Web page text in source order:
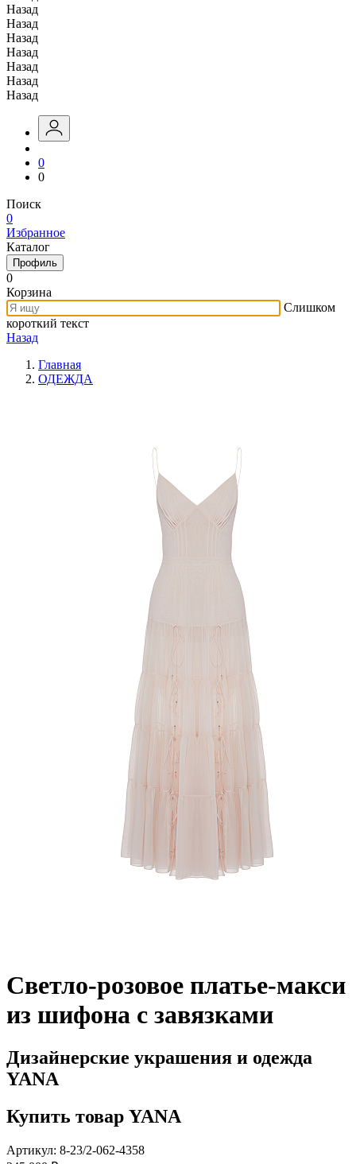
Назад
Назад
Назад
Назад
Назад
Назад
Назад
0
0
Поиск
0
Избранное
Каталог
Профиль
0
Корзина
Слишком
короткий текст
Назад
Главная
ОДЕЖДА
Светло-розовое платье-макси
из шифона с завязками
Дизайнерские украшения и одежда
YANA
Купить товар YANA
Артикул: 8-23/2-062-4358